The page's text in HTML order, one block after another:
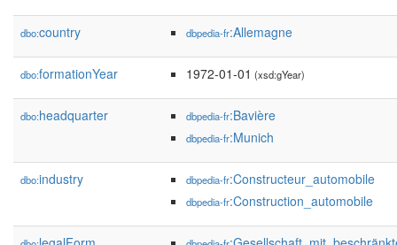
dbo:country dbpedia-fr:Allemagne
dbo:formationYear 1972-01-01 (xsd:gYear)
dbo:headquarter dbpedia-fr:Bavière
dbpedia-fr:Munich
dbo:industry dbpedia-fr:Constructeur_automobile
dbpedia-fr:Construction_automobile